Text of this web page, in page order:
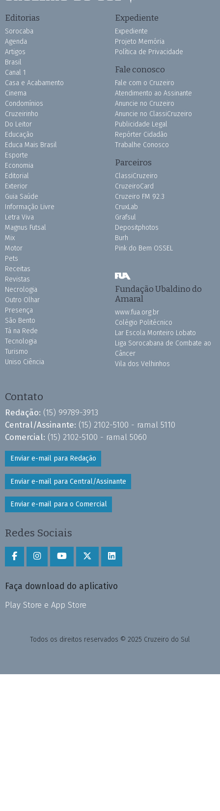
Editorias
Sorocaba
Agenda
Artigos
Brasil
Canal 1
Casa e Acabamento
Cinema
Condomínios
Cruzeirinho
Do Leitor
Educação
Educa Mais Brasil
Esporte
Economia
Editorial
Exterior
Guia Saúde
Informação Livre
Letra Viva
Magnus Futsal
Mix
Motor
Pets
Receitas
Revistas
Necrologia
Outro Olhar
Presença
São Bento
Tá na Rede
Tecnologia
Turismo
Uniso Ciência
Expediente
Expediente
Projeto Memória
Política de Privacidade
Fale conosco
Fale com o Cruzeiro
Atendimento ao Assinante
Anuncie no Cruzeiro
Anuncie no ClassiCruzeiro
Publicidade Legal
Repórter Cidadão
Trabalhe Conosco
Parceiros
ClassiCruzeiro
CruzeiroCard
Cruzeiro FM 92.3
CruxLab
Grafsul
Depositphotos
Burh
Pink do Bem OSSEL
Fundação Ubaldino do
Amaral
www.fua.org.br
Colégio Politécnico
Lar Escola Monteiro Lobato
Liga Sorocabana de Combate ao
Câncer
Vila dos Velhinhos
Contato
Redação: (15) 99789-3913
Central/Assinante: (15) 2102-5100 - ramal 5110
Comercial: (15) 2102-5100 - ramal 5060
Enviar e-mail para Redação
Enviar e-mail para Central/Assinante
Enviar e-mail para o Comercial
Redes Sociais
Faça download do aplicativo
Play Store e App Store
Todos os direitos reservados © 2025 Cruzeiro do Sul